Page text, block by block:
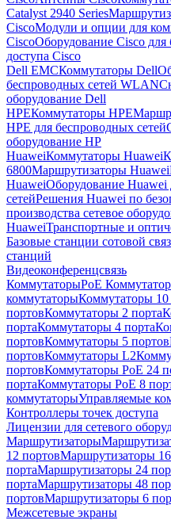
Catalyst 2940 Series
CiscoМодули и опции для
CiscoОборудование Cisco для
доступа Cisco
Dell EMCКоммутаторы Dell
беспроводных сетей WLAN
оборудование Dell
HPEКоммутаторы HPE
HPE для беспроводных сетей
оборудование HP
HuaweiКоммутаторы Huawei
6800Маршрутизаторы Huawei
HuaweiОборудование Huawei
сетейРешения Huawei по
производства сетевое
HuaweiТранспортные и
Базовые станции сотовой
станций
Видеоконференцсвязь
КоммутаторыPoE
коммутаторыКоммутаторы 10
портовКоммутаторы 2 порта
портаКоммутаторы 4 порта
портовКоммутаторы 5 портов
портовКоммутаторы L2
портовКоммутаторы PoE 24
портаКоммутаторы PoE 8
коммутаторыУправляемые
Контроллеры точек доступа
Лицензии для сетевого
Маршрутизаторы
12 портовМаршрутизаторы
портаМаршрутизаторы 24
портаМаршрутизаторы 48
портовМаршрутизаторы 6
Межсетевые экраны